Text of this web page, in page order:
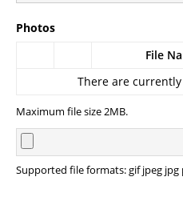
Photos
File
There are
Maximum file size 2MB.
Supported file formats: gif jpeg jpg